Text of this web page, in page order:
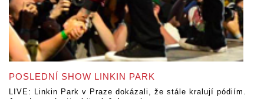
POSLEDNÍ SHOW LINKIN PARK
LIVE: Linkin Park v Praze dokázali, že stále kralují pódiím.